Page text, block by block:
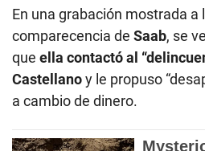
En una grabación mostrada a
comparecencia de Saab, se
que ella contactó al
Castellanoy le propuso
a cambio de dinero.